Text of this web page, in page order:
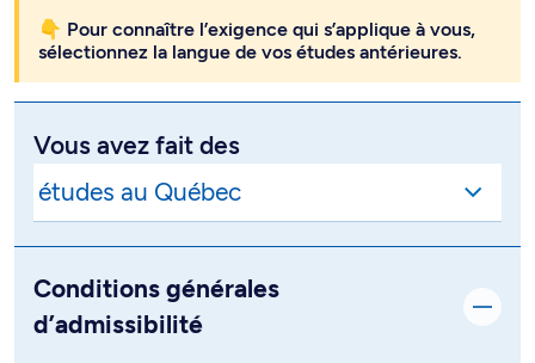
👇 Pour connaître l’exigence qui s’applique à vous,
sélectionnez la langue de vos études antérieures.
Vous avez fait des
Conditions générales
d’admissibilité